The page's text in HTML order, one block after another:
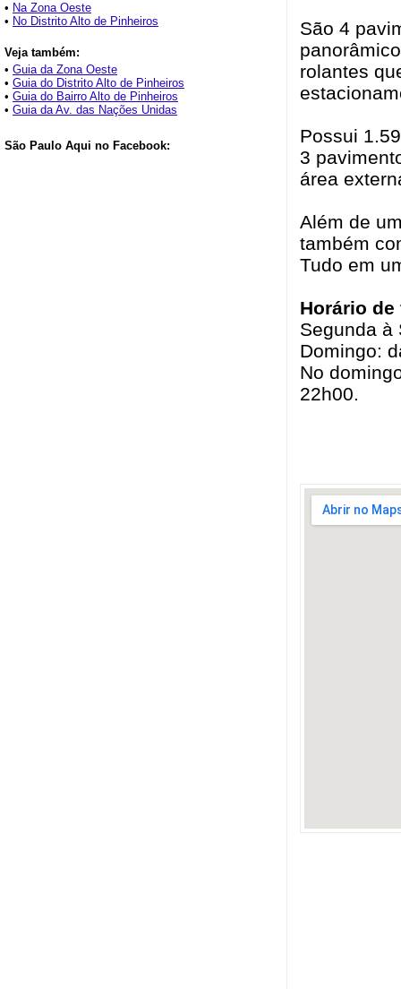
• Na Zona Oeste
• No Distrito Alto de Pinheiros
Veja também:
• Guia da Zona Oeste
• Guia do Distrito Alto de Pinheiros
• Guia do Bairro Alto de Pinheiros
• Guia da Av. das Nações Unidas
São Paulo Aqui no Facebook:
São 4
rolantes
Possui
3
área
Além de
também
Tudo em
Horário
Segunda à
Domingo:
No
22h00.